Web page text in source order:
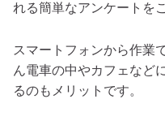
れる簡単なアンケートを
スマートフォンから作業
ん電車の中やカフェなど
るのもメリットです。